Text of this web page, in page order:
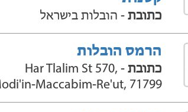
כתובת - הובלות בישראל
הרמס הובלות
כתובת
- Har Tlalim St 570,
Maccabim-Re'ut, 71799